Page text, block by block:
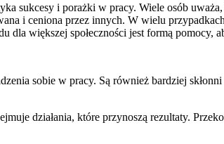
sukcesy i porażki w pracy. Wiele osób
i ceniona przez innych. W wielu
dla większej społeczności jest formą pomocy,
sobie w pracy. Są również bardziej
działania, które przynoszą rezultaty.